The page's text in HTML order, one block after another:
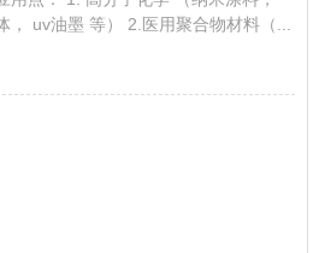
， uv油墨 等） 2.医用聚合物材料（...